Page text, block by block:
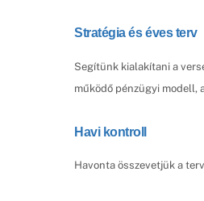
Stratégia és éves terv
Segítünk kialakítani a
működő pénzügyi
Havi kontroll
Havonta összevetjük a